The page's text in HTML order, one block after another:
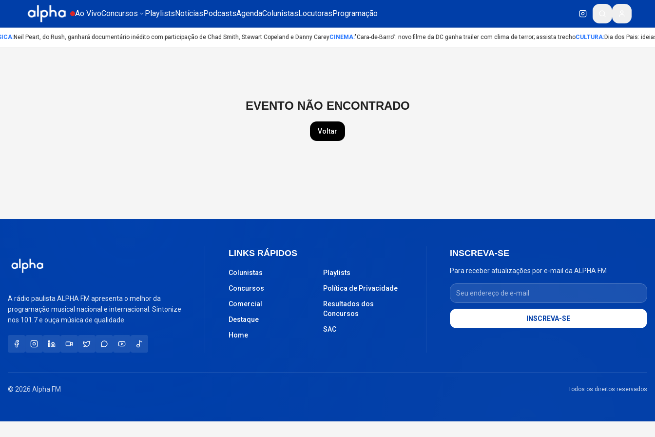
Ao VivoConcursos PlaylistsNotíciasPodcastsAgendaColunistasLocutorasProgramação
:Neil Peart, do Rush, ganhará documentário inédito com participação de Chad Smith, Stewart Copeland e Danny CareyCINEMA:"Cara-de-Barro”: novo filme da DC ganha trailer com clima de terror; assista trechoCULTURA:Dia dos Pais:
EVENTO NÃO ENCONTRADO
Voltar
A rádio paulista ALPHA FM apresenta o melhor da
programação musical nacional e internacional. Sintonize
nos 101.7 e ouça música de qualidade.
LINKS RÁPIDOS
Colunistas
Concursos
Comercial
Destaque
Home
Playlists
Política de Privacidade
Resultados dos
Concursos
SAC
INSCREVA-SE
Para receber atualizações por e-mail da ALPHA FM
Seu endereço de e-mail
INSCREVA-SE
© 2026 Alpha FM Todos os direitos reservados